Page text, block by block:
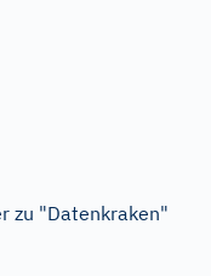
zu "Datenkraken"